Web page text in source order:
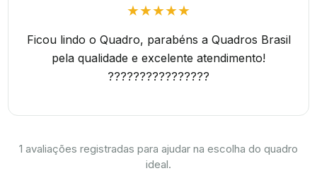
★★★★★
Ficou lindo o Quadro, parabéns a Quadros Brasil
pela qualidade e excelente atendimento!
????????????????
1 avaliações registradas para ajudar na escolha do quadro
ideal.